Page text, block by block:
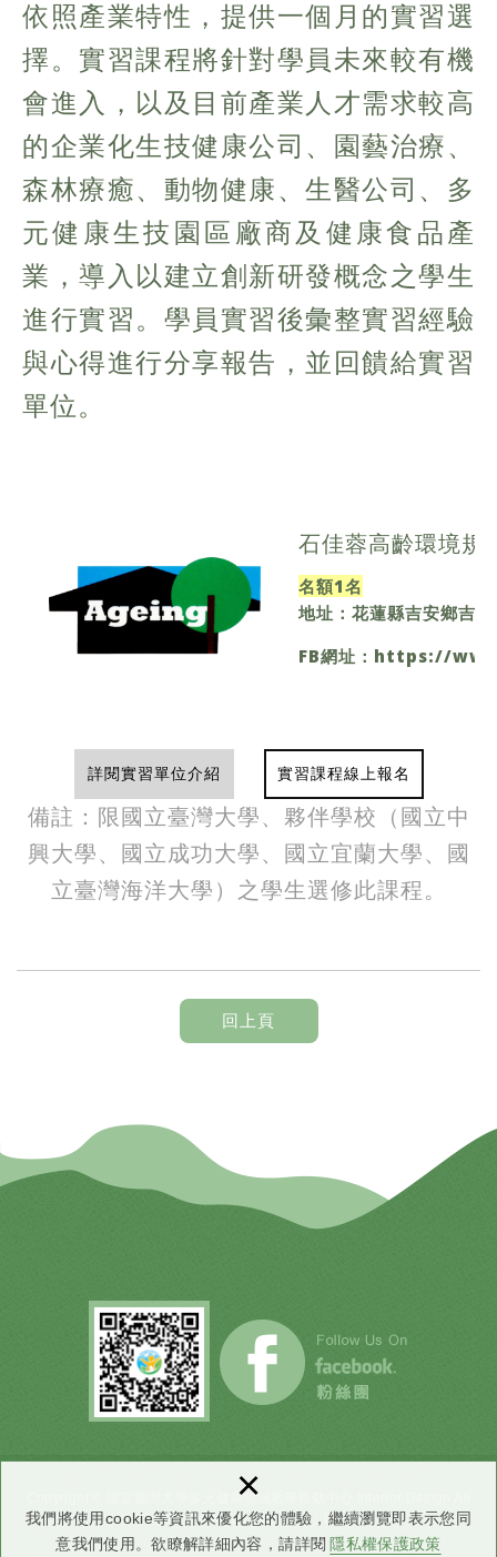
我們將使用cookie等資訊來優化您的體驗，繼續瀏覽即表示您同
意我們使用。欲瞭解詳細內容，請詳閱 隱私權保護政策
×
依照產業特性，提供一個月的實習選
擇。實習課程將針對學員未來較有機
會進入，以及目前產業人才需求較高
的企業化生技健康公司、園藝治療、
森林療癒、動物健康、生醫公司、多
元健康生技園區廠商及健康食品產
業，導入以建立創新研發概念之學生
進行實習。學員實習後彙整實習經驗
與心得進行分享報告，並回饋給實習
單位。
石佳蓉高齡環境規
名額1名
地址： 花蓮縣吉安鄉吉
FB網址： https://
詳閱實習單位介紹 實習課程線上報名
備註：限國立臺灣大學、夥伴學校（國立中
興大學、國立成功大學、國立宜蘭大學、國
立臺灣海洋大學）之學生選修此課程。
回上頁
Copyright © 國立臺灣大學多元健康領域教學推動中心 Interior Design All
Rights Reserved. 網頁設計：DMO